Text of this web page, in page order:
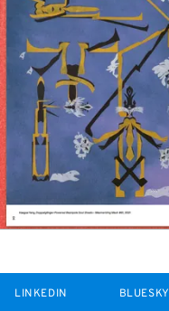
LINKEDIN BLUESKY